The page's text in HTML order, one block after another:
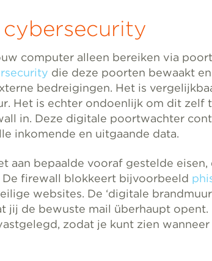
computer alleen bereiken via
die deze poorten bewaakt
bedreigingen. Het is
Het is echter ondoenlijk om dit zelf
in. Deze digitale poortwachter
inkomende en uitgaande data.
aan bepaalde vooraf gestelde
De firewall blokkeert bijvoorbeeld
websites. De ‘digitale
jij de bewuste mail überhaupt
zodat je kunt zien